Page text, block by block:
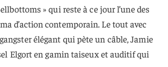
» qui reste à ce jour l’une des
d’action contemporain. Le tout avec
élégant qui pète un câble, Jamie
Elgort en gamin taiseux et auditif qui